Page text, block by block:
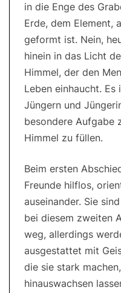
in die Enge des
Erde, dem Element,
geformt ist. Nein,
hinein in das Licht
Himmel, der den
Leben einhaucht.
Jüngern und
besondere Aufgabe
Himmel zu füllen.
Beim ersten
Freunde hilflos,
auseinander. Sie
bei diesem zweiten
weg, allerdings
ausgestattet mit
die sie stark
hinauswachsen